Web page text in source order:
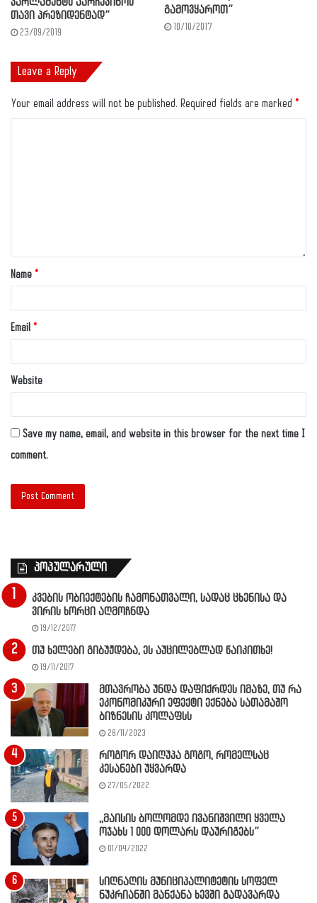
პარლამენტს აარჩევინოს
თავი პრეზიდენტად”
23/09/2019
გამოვყაროთ”
10/10/2017
Leave a Reply
Your email address will not be published. Required fields are marked *
Name *
Email *
Website
Save my name, email, and website in this browser for the next time I
comment.
პოპულარული
კვების ობიექტების ჩამონათვალი, სადაც ცხენისა და
ვირის ხორცი აღმოჩნდა
19/12/2017
თუ ხელები გიბუჟდება, ეს აუცილებლად წაიკითხე!
19/11/2017
მთავრობა უნდა დაფიქრდეს იმაზე, თუ რა
ეკონომიკური ეფექტი ექნება სათამაშო
ბიზნესის კოლაფსს
28/11/2023
როგორ დაიღუპა გოგო, რომელსაც
კესანები უყვარდა
27/05/2022
,,მაისის ბოლომდე ივანიშვილი ყველა
ოჯახს 1 000 დოლარს დაურიგებს”
01/04/2022
სიღნაღის მუნიციპალიტეტის სოფელ
ნუკრიანში მანქანა ხევში გადავარდა